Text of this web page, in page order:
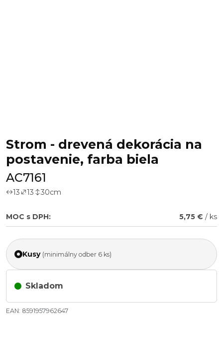
Strom - drevená dekorácia na
postavenie, farba biela
AC7161
13 13 30cm
MOC s DPH: 5,75 € / ks
Kusy (minimálny odber 6 ks)
Skladom
EAN: 8591957962647